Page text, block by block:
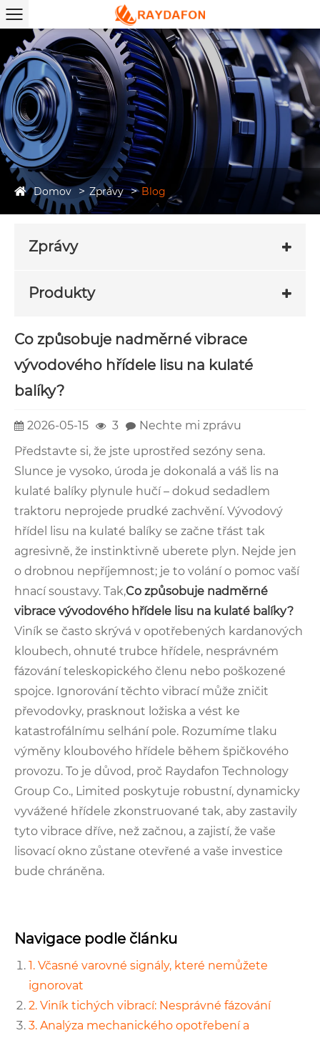
Domov Zprávy Blog
Zprávy
Produkty
Co způsobuje nadměrné vibrace
vývodového hřídele lisu na kulaté
balíky?
2026-05-15 3
Nechte mi zprávu
Představte si, že jste uprostřed sezóny sena.
Slunce je vysoko, úroda je dokonalá a váš lis na
kulaté balíky plynule hučí – dokud sedadlem
traktoru neprojede prudké zachvění. Vývodový
hřídel lisu na kulaté balíky se začne třást tak
agresivně, že instinktivně uberete plyn. Nejde jen
o drobnou nepříjemnost; je to volání o pomoc vaší
hnací soustavy. Tak,Co způsobuje nadměrné
vibrace vývodového hřídele lisu na kulaté balíky?
Viník se často skrývá v opotřebených kardanových
kloubech, ohnuté trubce hřídele, nesprávném
fázování teleskopického členu nebo poškozené
spojce. Ignorování těchto vibrací může zničit
převodovky, prasknout ložiska a vést ke
katastrofálnímu selhání pole. Rozumíme tlaku
výměny kloubového hřídele během špičkového
provozu. To je důvod, proč Raydafon Technology
Group Co., Limited poskytuje robustní, dynamicky
vyvážené hřídele zkonstruované tak, aby zastavily
tyto vibrace dříve, než začnou, a zajistí, že vaše
lisovací okno zůstane otevřené a vaše investice
bude chráněna.
Navigace podle článku
1. Včasné varovné signály, které nemůžete
ignorovat
2. Viník tichých vibrací: Nesprávné fázování
3. Analýza mechanického opotřebení a